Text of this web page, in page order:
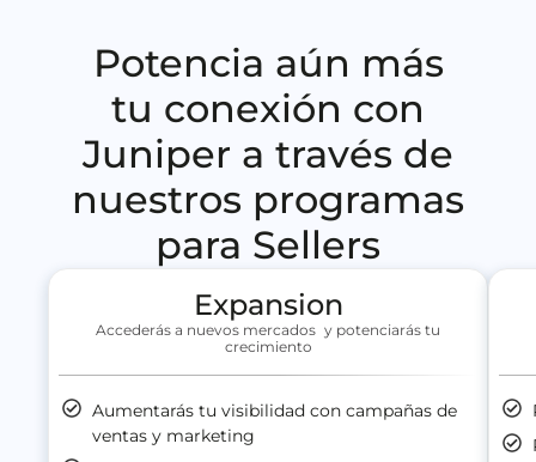
Potencia aún más
tu conexión con
Juniper a través de
nuestros programas
para Sellers
Expansion
Accederás a nuevos mercados y potenciarás tu
crecimiento
Aumentarás tu visibilidad con campañas de
ventas y marketing